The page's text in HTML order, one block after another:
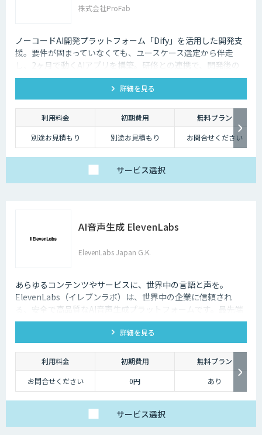
株式会社ProFab
ノーコードAI開発プラットフォーム「Dify」を活用した開発支
援。要件が固まっていなくても、ユースケース選定から伴走
し、2ヶ月で動くAIアプリを構築。研修との連携で、開発後の
内製化・自走までサポートします。
詳細を見る
利用料金 初期費用
無料プラン
別途お見積もり
別途お見積もり お問合せください
サービス選択
AI音声生成 ElevenLabs
ElevenLabs Japan G.K.
あらゆるコンテンツやサービスに、世界中の言語と声を。
ElevenLabs（イレブンラボ）は、世界中の企業に信頼され
る、安全で高品質なAI音声生成プラットフォームです。最先端
の技術で自然な音声を生成し、多言語対応やボイスクローニン
グ機能も、悪用を防ぐ倫理的ガードレールの中で提供します。
詳細を見る
利用料金 初期費用
無料プラン
お問合せください
0円 あり
サービス選択